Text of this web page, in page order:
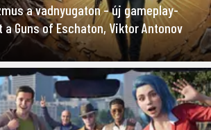
a vadnyugaton – új gameplay-
Guns of Eschaton, Viktor Antonov